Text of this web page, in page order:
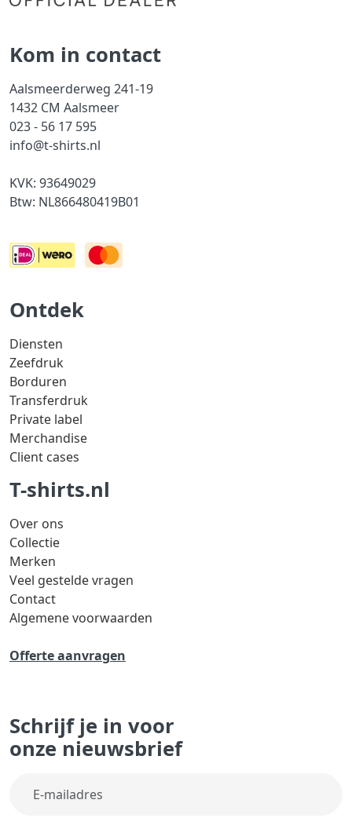
Kom in contact
Aalsmeerderweg 241-19
1432 CM Aalsmeer
023 - 56 17 595
info@t-shirts.nl
KVK: 93649029
Btw: NL866480419B01
Ontdek
Diensten
Zeefdruk
Borduren
Transferdruk
Private label
Merchandise
Client cases
T-shirts.nl
Over ons
Collectie
Merken
Veel gestelde vragen
Contact
Algemene voorwaarden
Offerte aanvragen
Schrijf je in voor
onze nieuwsbrief